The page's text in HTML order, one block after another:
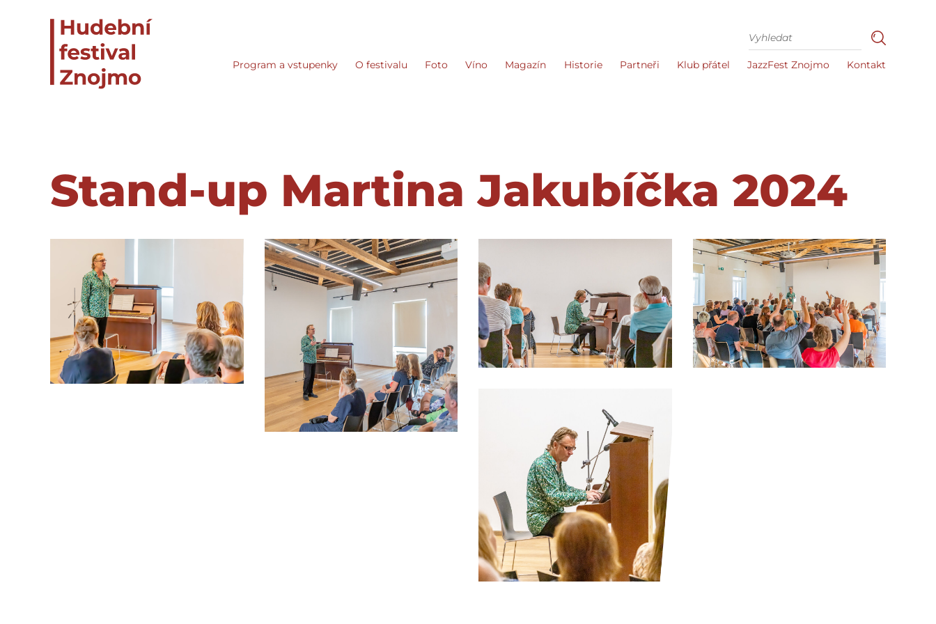
Program a vstupenky O festivalu Foto Víno Magazín Historie Partneři Klub přátel JazzFest Znojmo Kontakt
Stand-up Martina Jakubíčka 2024